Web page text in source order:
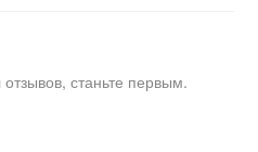
станьте первым.